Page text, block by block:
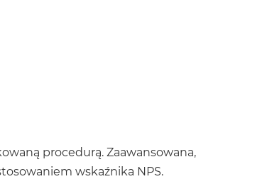
procedurą. Zaawansowana,
wskaźnika NPS.